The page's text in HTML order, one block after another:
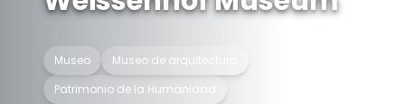
Museo
Museo de arquitectura
Patrimonio de la Humanidad